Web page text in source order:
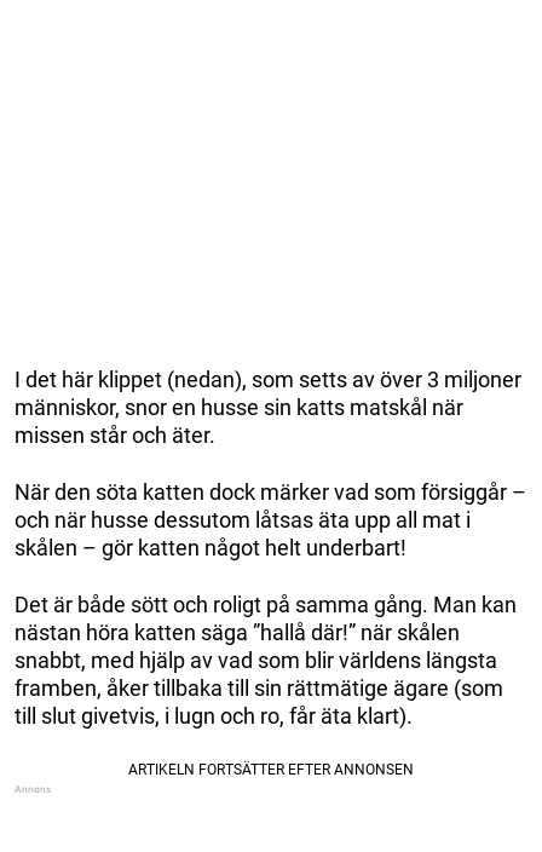
I det här klippet (nedan), som setts av över 3 miljoner
människor, snor en husse sin katts matskål när
missen står och äter.
När den söta katten dock märker vad som försiggår –
och när husse dessutom låtsas äta upp all mat i
skålen – gör katten något helt underbart!
Det är både sött och roligt på samma gång. Man kan
nästan höra katten säga ”hallå där!” när skålen
snabbt, med hjälp av vad som blir världens längsta
framben, åker tillbaka till sin rättmätige ägare (som
till slut givetvis, i lugn och ro, får äta klart).